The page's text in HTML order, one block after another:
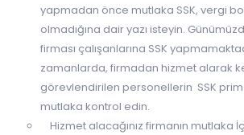
yapmadan önce mutlaka SSK, vergi
olmadığına dair yazı isteyin.
firması çalışanlarına SSK
zamanlarda, firmadan hizmet alarak
görevlendirilen personellerin SSK prim
mutlaka kontrol edin.
Hizmet alacağınız firmanın mutlaka